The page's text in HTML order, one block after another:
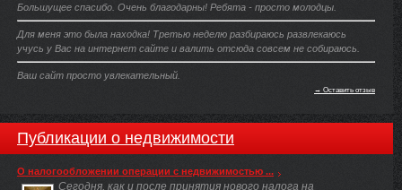
Большущее спасибо. Очень благодарны! Ребята - просто молодцы.
Для меня это была находка! Третью неделю разбираюсь развлекаюсь
учусь у Вас на интернет сайте и валить отсюда совсем не собираюсь.
Ваш сайт просто увлекательный.
→ Оставить отзыв
Публикации о недвижимости
О налогообложении операции с недвижимостью ...
Сегодня, как и после принятия нового налога на